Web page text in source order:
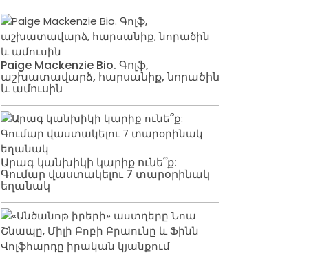
Paige Mackenzie Bio. Գոլֆ,
աշխատավարձ, հարսանիք, նորածին
և ամուսին
Արագ կանխիկի կարիք ունե՞ք:
Գումար վաստակելու 7 տարօրինակ
եղանակ